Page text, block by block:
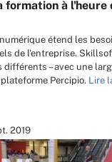
à l'heure
étend les
de l'entreprise.
différents – avec une
Percipio. Lire
2019